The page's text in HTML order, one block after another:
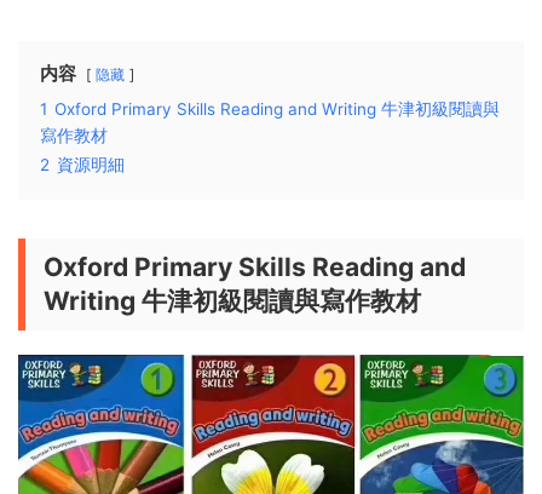
内容 隐藏
1 Oxford Primary Skills Reading and Writing 牛津初級閱讀與
寫作教材
2 資源明細
Oxford Primary Skills Reading and
Writing 牛津初級閱讀與寫作教材